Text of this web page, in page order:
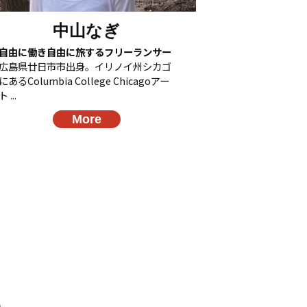
中山なぎ
由に働き自由に旅するフリーランサー
島県廿日市市出身。イリノイ州シカゴ
あるColumbia College Chicagoアー
...
More